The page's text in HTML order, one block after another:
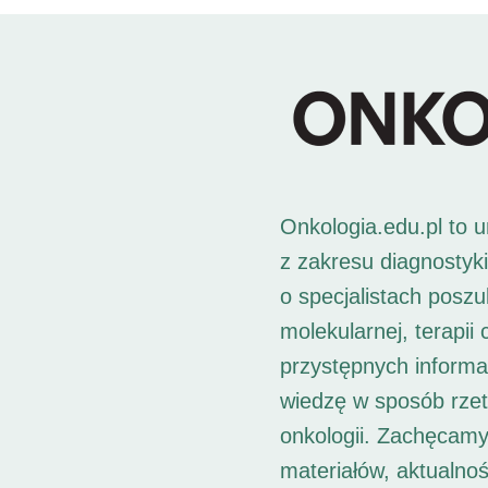
Onkologia.edu.pl to
z zakresu
o specjalistach
molekularnej, terapii
przystępnych
wiedzę w sposób
onkologii.
materiałów,